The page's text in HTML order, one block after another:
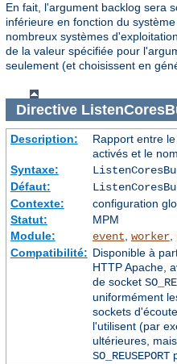
En fait, l'argument backlog sera
inférieure en fonction du
nombreux systèmes
de la valeur spécifiée pour
seulement (et choisissent en
Directive
Description:
Rapport entre
activés et le
Syntaxe:
Défaut:
Contexte:
configuration
Statut:
MPM
Module:
event, worker,
Compatibilité: Disponible à
HTTP Apache,
de socket
uniformément
sockets
l'utilisent (par
ultérieures,
SO_REUSEPORT